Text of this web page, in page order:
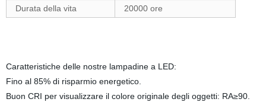
Durata della vita
20000 ore
Caratteristiche delle nostre lampadine a LED:
Fino al 85% di risparmio energetico.
Buon CRI per visualizzare il colore originale degli oggetti: RA≥90.